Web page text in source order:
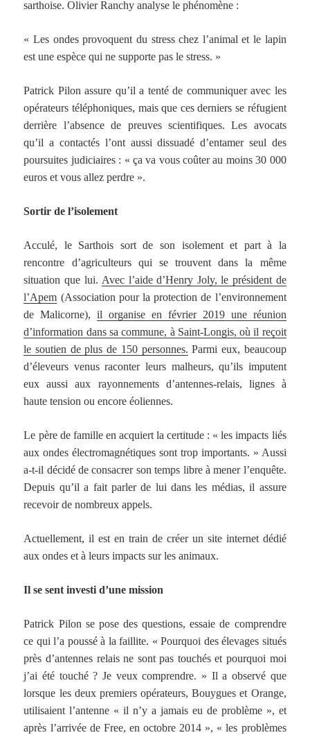
sarthoise. Olivier Ranchy analyse le phénomène :
« Les ondes provoquent du stress chez l’animal et le lapin
est une espèce qui ne supporte pas le stress. »
Patrick Pilon assure qu’il a tenté de communiquer avec les
opérateurs téléphoniques, mais que ces derniers se réfugient
derrière l’absence de preuves scientifiques. Les avocats
qu’il a contactés l’ont aussi dissuadé d’entamer seul des
poursuites judiciaires : « ça va vous coûter au moins 30 000
euros et vous allez perdre ».
Sortir de l’isolement
Acculé, le Sarthois sort de son isolement et part à la
rencontre d’agriculteurs qui se trouvent dans la même
situation que lui. Avec l’aide d’Henry Joly, le président de
l’Apem (Association pour la protection de l’environnement
de Malicorne),il organise en février 2019 une réunion
d’information dans sa commune, à Saint-Longis, où il reçoit
le soutien de plus de 150 personnes. Parmi eux, beaucoup
d’éleveurs venus raconter leurs malheurs, qu’ils imputent
eux aussi aux rayonnements d’antennes-relais, lignes à
haute tension ou encore éoliennes.
Le père de famille en acquiert la certitude : « les impacts liés
aux ondes électromagnétiques sont trop importants. » Aussi
a-t-il décidé de consacrer son temps libre à mener l’enquête.
Depuis qu’il a fait parler de lui dans les médias, il assure
recevoir de nombreux appels.
Actuellement, il est en train de créer un site internet dédié
aux ondes et à leurs impacts sur les animaux.
Il se sent investi d’une mission
Patrick Pilon se pose des questions, essaie de comprendre
ce qui l’a poussé à la faillite. « Pourquoi des élevages situés
près d’antennes relais ne sont pas touchés et pourquoi moi
j’ai été touché ? Je veux comprendre. » Il a observé que
lorsque les deux premiers opérateurs, Bouygues et Orange,
utilisaient l’antenne « il n’y a jamais eu de problème », et
après l’arrivée de Free, en octobre 2014 », « les problèmes